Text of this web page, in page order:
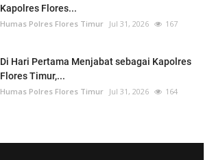
Kapolres Flores...
Humas Polres Flores Timur Jul 31, 2026 167
Di Hari Pertama Menjabat sebagai Kapolres
Flores Timur,...
Humas Polres Flores Timur Jul 31, 2026 164